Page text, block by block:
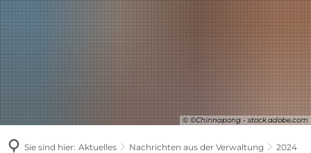
© ©Chinnapong - stock.adobe.com
Sie sind hier: Aktuelles Nachrichten aus der Verwaltung
2024